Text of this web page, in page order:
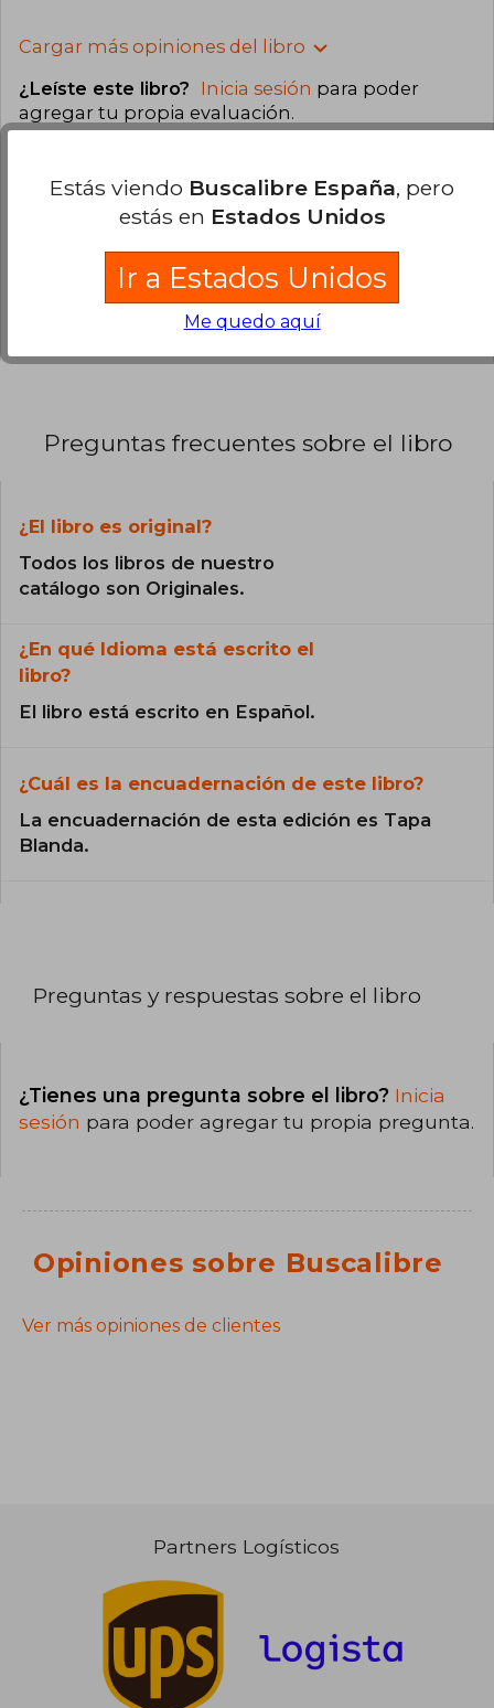
Cargar más opiniones del libro
¿Leíste este libro? Inicia sesión para poder
agregar tu propia evaluación.
23% (3)
0% (0)
0% (0)
Preguntas frecuentes sobre el libro
¿El libro es original?
Todos los libros de nuestro
catálogo son Originales.
¿En qué Idioma está escrito el
libro?
El libro está escrito en Español.
¿Cuál es la encuadernación de este libro?
La encuadernación de esta edición es Tapa
Blanda.
Preguntas y respuestas sobre el libro
¿Tienes una pregunta sobre el libro? Inicia
sesión para poder agregar tu propia pregunta.
Opiniones sobre Buscalibre
Ver más opiniones de clientes
Partners Logísticos
Estás viendo Buscalibre España, pero
estás en Estados Unidos
Ir a Estados Unidos
Me quedo aquí